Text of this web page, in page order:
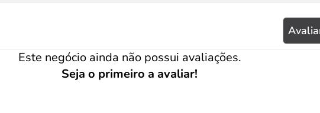
Este negócio ainda não possui avaliações.
Seja o primeiro a avaliar!